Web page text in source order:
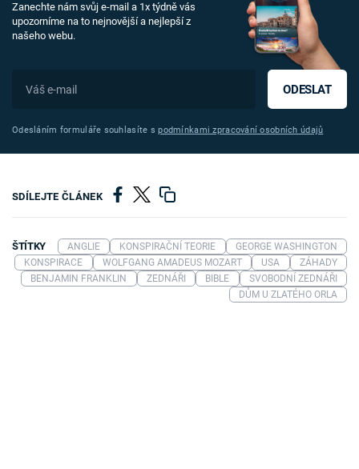
Zanechte nám svůj e-mail a 1x týdně vás
upozorníme na to nejnovější a nejlepší z
našeho webu.
ODESLAT
Odesláním formuláře souhlasíte spodmínkami zpracování osobních údajů
SDÍLEJTE ČLÁNEK
ŠTÍTKY ANGLIE KONSPIRAČNÍ TEORIE
GEORGE WASHINGTON
KONSPIRACE
WOLFGANG AMADEUS MOZART USA
ZÁHADY
BENJAMIN FRANKLIN
ZEDNÁŘI BIBLE
SVOBODNÍ ZEDNÁŘI
DŮM U ZLATÉHO ORLA